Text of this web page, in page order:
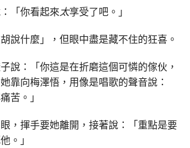
「你看起來太享受了吧。」
說什麼」，但眼中盡是藏不住的狂喜。
說：「你這是在折磨這個可憐的傢伙，
靠向梅澤悟，用像是唱歌的聲音說：
苦。」
，揮手要她離開，接著說：「重點是要
。」